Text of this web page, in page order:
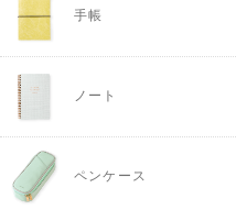
手帳
ノート
ペンケース